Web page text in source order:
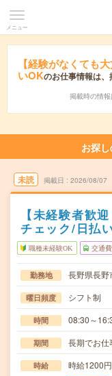
メニュー
【経験がなくても
いOKのお仕事情報は
掲載時の情報
お探
未読 掲載日 2026/08/07
【未経験者歓
チェック/日払
職種未経験OK 交通
勤務地 長野県長野
曜日頻度 シフト制
時間 08:30～
期間 長期でお仕
時給 時給1200円